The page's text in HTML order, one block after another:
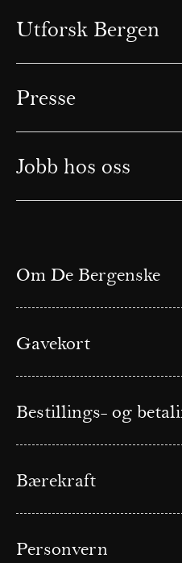
Utforsk Bergen
Presse
Jobb hos oss
Om De Bergenske
Gavekort
Bestillings- og
Bærekraft
Personvern